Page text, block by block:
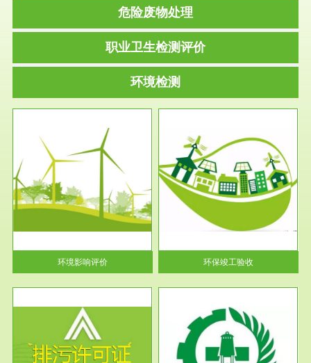
危险废物处理
职业卫生检测评价
环境检测
环境影响评价
服务范围
环保竣工验收
根据《建设项目环境保护管理条
例》第十七条 编制环境影响报
告书、...
环保竣工验收
服务范围